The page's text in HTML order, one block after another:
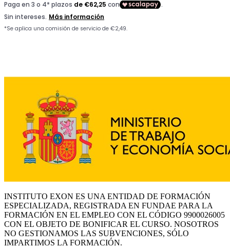
INSTITUTO EXON ES UNA ENTIDAD DE FORMACIÓN
ESPECIALIZADA, REGISTRADA EN FUNDAE PARA LA
FORMACIÓN EN EL EMPLEO CON EL CÓDIGO 9900026005
CON EL OBJETO DE BONIFICAR EL CURSO. NOSOTROS
NO GESTIONAMOS LAS SUBVENCIONES, SÓLO
IMPARTIMOS LA FORMACIÓN.